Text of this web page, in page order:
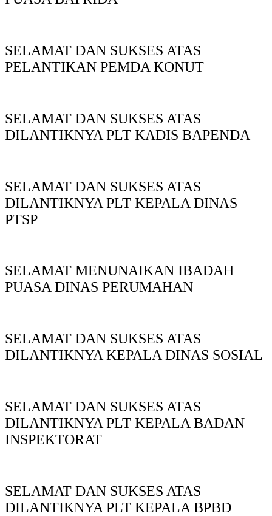
SELAMAT DAN SUKSES ATAS
PELANTIKAN PEMDA KONUT
SELAMAT DAN SUKSES ATAS
DILANTIKNYA PLT KADIS BAPENDA
SELAMAT DAN SUKSES ATAS
DILANTIKNYA PLT KEPALA DINAS
PTSP
SELAMAT MENUNAIKAN IBADAH
PUASA DINAS PERUMAHAN
SELAMAT DAN SUKSES ATAS
DILANTIKNYA KEPALA DINAS SOSIAL
SELAMAT DAN SUKSES ATAS
DILANTIKNYA PLT KEPALA BADAN
INSPEKTORAT
SELAMAT DAN SUKSES ATAS
DILANTIKNYA PLT KEPALA BPBD